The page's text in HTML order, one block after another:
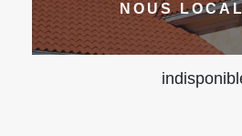
NOUS